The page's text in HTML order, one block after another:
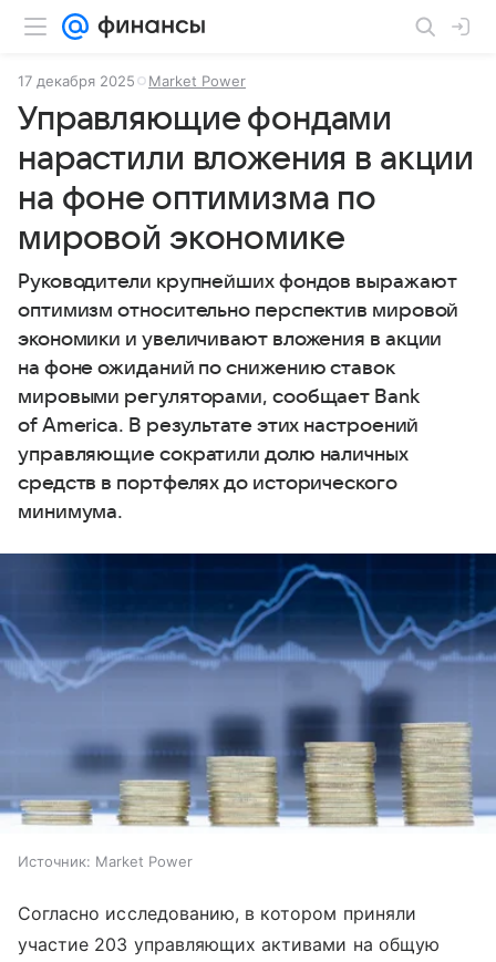
17 декабря 2025 Market Power
Управляющие фондами
нарастили вложения в акции
на фоне оптимизма по
мировой экономике
Руководители крупнейших фондов выражают
оптимизм относительно перспектив мировой
экономики и увеличивают вложения в акции
на фоне ожиданий по снижению ставок
мировыми регуляторами, сообщает Bank
of America. В результате этих настроений
управляющие сократили долю наличных
средств в портфелях до исторического
минимума.
Источник: Market Power
Согласно исследованию, в котором приняли
участие 203 управляющих активами на общую